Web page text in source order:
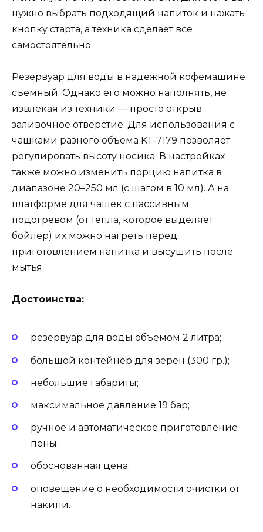
нужно выбрать подходящий напиток и нажать
кнопку старта, а техника сделает все
самостоятельно.
Резервуар для воды в надежной кофемашине
съемный. Однако его можно наполнять, не
извлекая из техники — просто открыв
заливочное отверстие. Для использования с
чашками разного объема KT-7179 позволяет
регулировать высоту носика. В настройках
также можно изменить порцию напитка в
диапазоне 20–250 мл (с шагом в 10 мл). А на
платформе для чашек с пассивным
подогревом (от тепла, которое выделяет
бойлер) их можно нагреть перед
приготовлением напитка и высушить после
мытья.
Достоинства:
резервуар для воды объемом 2 литра;
большой контейнер для зерен (300 гр.);
небольшие габариты;
максимальное давление 19 бар;
ручное и автоматическое приготовление
пены;
обоснованная цена;
оповещение о необходимости очистки от
накипи.